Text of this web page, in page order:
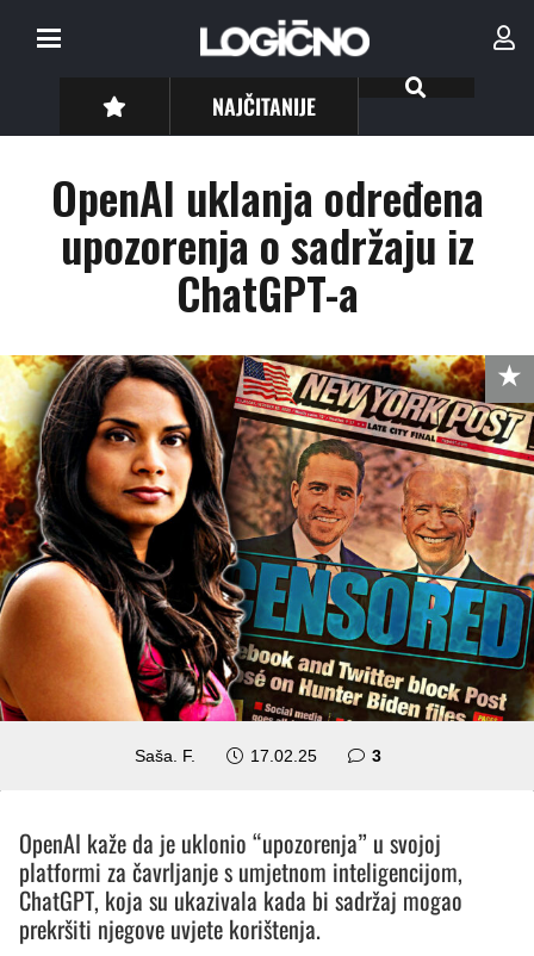
NAJČITANIJE
OpenAI uklanja određena
upozorenja o sadržaju iz
ChatGPT-a
Saša. F. 17.02.25 3komentara
OpenAI kaže da je uklonio “upozorenja” u svojoj
platformi za čavrljanje s umjetnom inteligencijom,
ChatGPT, koja su ukazivala kada bi sadržaj mogao
prekršiti njegove uvjete korištenja.